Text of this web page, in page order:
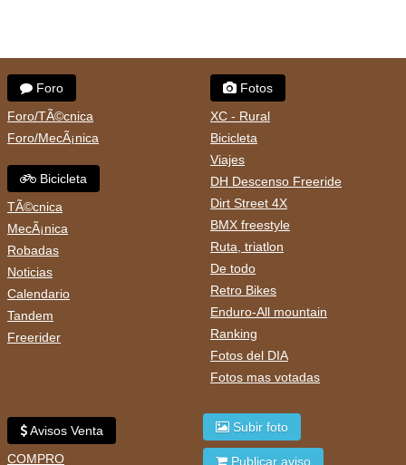
Foro
Foro/TÃ©cnica
Foro/MecÃ¡nica
Bicicleta
TÃ©cnica
MecÃ¡nica
Robadas
Noticias
Calendario
Tandem
Freerider
Fotos
XC - Rural
Bicicleta
Viajes
DH Descenso Freeride
Dirt Street 4X
BMX freestyle
Ruta, triatlon
De todo
Retro Bikes
Enduro-All mountain
Ranking
Fotos del DIA
Fotos mas votadas
Avisos Venta
COMPRO
Subir foto
Publicar aviso